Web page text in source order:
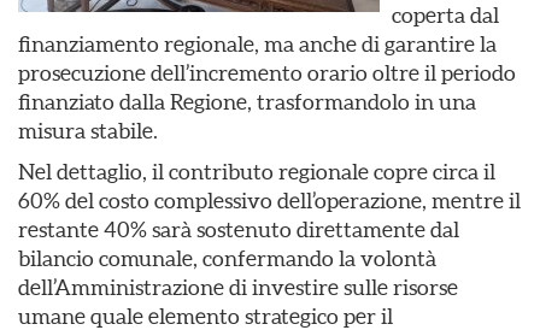
coperta dal
finanziamento regionale, ma anche di garantire la
prosecuzione dell’incremento orario oltre il periodo
finanziato dalla Regione, trasformandolo in una
misura stabile.
Nel dettaglio, il contributo regionale copre circa il
60% del costo complessivo dell’operazione, mentre il
restante 40% sarà sostenuto direttamente dal
bilancio comunale, confermando la volontà
dell’Amministrazione di investire sulle risorse
umane quale elemento strategico per il